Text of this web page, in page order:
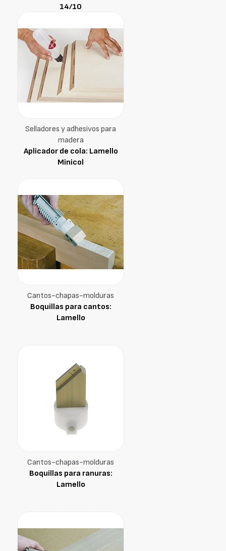
14/10
Selladores y adhesivos para
madera
Aplicador de cola: Lamello
Minicol
Cantos-chapas-molduras
Boquillas para cantos:
Lamello
Cantos-chapas-molduras
Boquillas para ranuras:
Lamello